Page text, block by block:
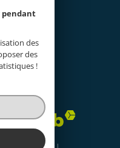
powered by Google |
pendant
des
des
!